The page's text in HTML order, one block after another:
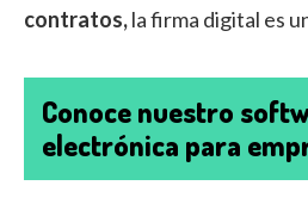
contratos,la firma digital es
Conoce nuestro
electrónica para